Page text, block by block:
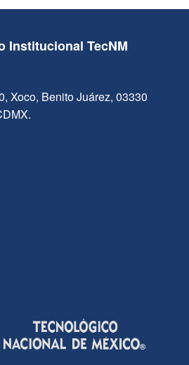
Institucional TecNM
Xoco, Benito Juárez, 03330